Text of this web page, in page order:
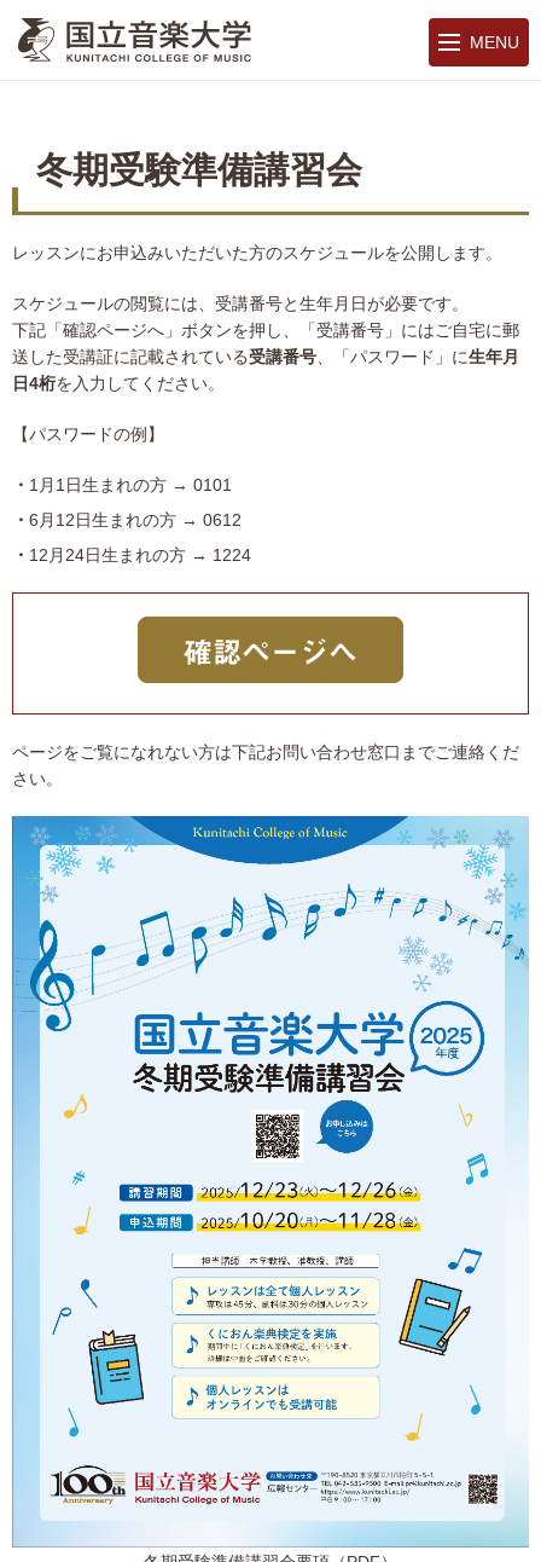
MENU
冬期受験準備講習会
レッスンにお申込みいただいた方のスケジュールを公開します。
スケジュールの閲覧には、受講番号と生年月日が必要です。
下記「確認ページへ」ボタンを押し、「受講番号」にはご自宅に郵
送した受講証に記載されている受講番号 、「パスワード」に生年月
日4桁を入力してください。
【パスワードの例】
1月1日生まれの方 → 0101
6月12日生まれの方 → 0612
12月24日生まれの方 → 1224
ページをご覧になれない方は下記お問い合わせ窓口までご連絡くだ
さい。